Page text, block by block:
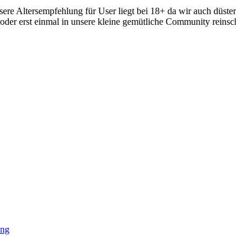
Altersempfehlung für User liegt bei 18+ da wir auch
erst einmal in unsere kleine gemütliche Community